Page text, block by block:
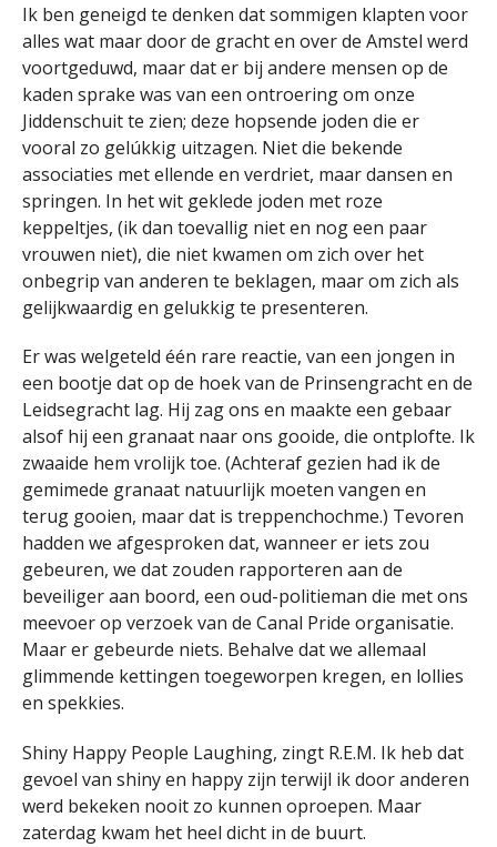
Ik ben geneigd te denken dat sommigen klapten voor
alles wat maar door de gracht en over de Amstel werd
voortgeduwd, maar dat er bij andere mensen op de
kaden sprake was van een ontroering om onze
Jiddenschuit te zien; deze hopsende joden die er
vooral zo gelúkkig uitzagen. Niet die bekende
associaties met ellende en verdriet, maar dansen en
springen. In het wit geklede joden met roze
keppeltjes, (ik dan toevallig niet en nog een paar
vrouwen niet), die niet kwamen om zich over het
onbegrip van anderen te beklagen, maar om zich als
gelijkwaardig en gelukkig te presenteren.
Er was welgeteld één rare reactie, van een jongen in
een bootje dat op de hoek van de Prinsengracht en de
Leidsegracht lag. Hij zag ons en maakte een gebaar
alsof hij een granaat naar ons gooide, die ontplofte. Ik
zwaaide hem vrolijk toe. (Achteraf gezien had ik de
gemimede granaat natuurlijk moeten vangen en
terug gooien, maar dat is treppenchochme.) Tevoren
hadden we afgesproken dat, wanneer er iets zou
gebeuren, we dat zouden rapporteren aan de
beveiliger aan boord, een oud-politieman die met ons
meevoer op verzoek van de Canal Pride organisatie.
Maar er gebeurde niets. Behalve dat we allemaal
glimmende kettingen toegeworpen kregen, en lollies
en spekkies.
Shiny Happy People Laughing, zingt R.E.M. Ik heb dat
gevoel van shiny en happy zijn terwijl ik door anderen
werd bekeken nooit zo kunnen oproepen. Maar
zaterdag kwam het heel dicht in de buurt.